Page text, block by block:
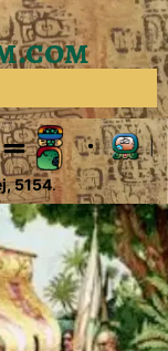
|
5154.